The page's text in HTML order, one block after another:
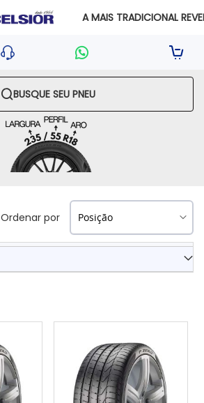
A MAIS TRADICIONAL
Sua
BUSQUE SEU PNEU
Ordenar por